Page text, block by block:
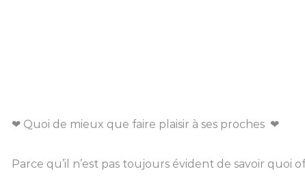
❤︎︎ Quoi de mieux que faire plaisir à ses proches ❤︎︎
Parce qu’il n’est pas toujours évident de savoir